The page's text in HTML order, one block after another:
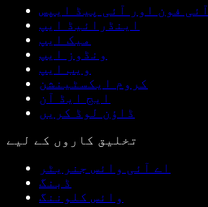
آئی فون اور آئی پیڈ ایپس
اینڈرائیڈ ایپ
میک ایپ
ونڈوز ایپ
ویب ایپ
کروم ایکسٹینشن
ایج ایڈ آن
ڈاؤن لوڈ کریں
تخلیق کاروں کے لیے
اے آئی وائس جنریٹر
ڈبنگ
وائس کلوننگ